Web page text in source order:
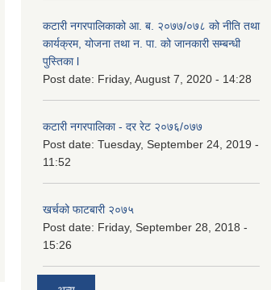
कटारी नगरपालिकाको आ. ब. २०७७/०७८ को नीति तथा
कार्यक्रम, योजना तथा न. पा. को जानकारी सम्बन्धी
पुस्तिका l
Post date: Friday, August 7, 2020 - 14:28
कटारी नगरपालिका - दर रेट २०७६/०७७
Post date: Tuesday, September 24, 2019 -
11:52
खर्चको फाटबारी २०७५
Post date: Friday, September 28, 2018 -
15:26